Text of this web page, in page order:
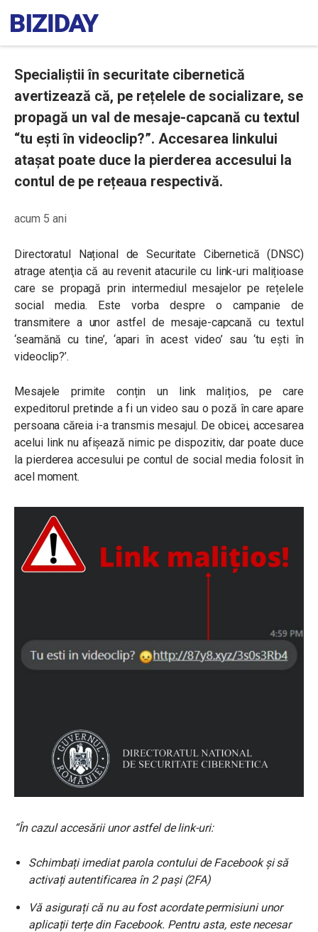
Specialiștii în securitate cibernetică
avertizează că, pe rețelele de socializare, se
propagă un val de mesaje-capcană cu textul
“tu ești în videoclip?”. Accesarea linkului
atașat poate duce la pierderea accesului la
contul de pe rețeaua respectivă.
acum 5 ani
Directoratul Național de Securitate Cibernetică (DNSC)
atrage atenţia că au revenit atacurile cu link-uri malițioase
care se propagă prin intermediul mesajelor pe rețelele
social media. Este vorba despre o campanie de
transmitere a unor astfel de mesaje-capcană cu textul
‘seamănă cu tine’, ‘apari în acest video’ sau ‘tu ești în
videoclip?’.
Mesajele primite conțin un link malițios, pe care
expeditorul pretinde a fi un video sau o poză în care apare
persoana căreia i-a transmis mesajul. De obicei, accesarea
acelui link nu afișează nimic pe dispozitiv, dar poate duce
la pierderea accesului pe contul de social media folosit în
acel moment.
“În cazul accesării unor astfel de link-uri:
Schimbați imediat parola contului de Facebook și să
activați autentificarea în 2 pași (2FA)
Vă asigurați că nu au fost acordate permisiuni unor
aplicații terțe din Facebook. Pentru asta, este necesar